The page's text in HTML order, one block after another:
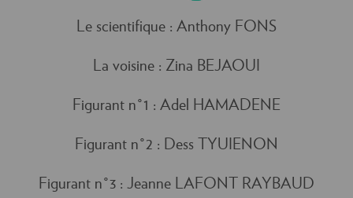
Le scientifique : Anthony FONS
La voisine : Zina BEJAOUI
Figurant n°1 : Adel HAMADENE
Figurant n°2 : Dess TYUIENON
Figurant n°3 : Jeanne LAFONT RAYBAUD